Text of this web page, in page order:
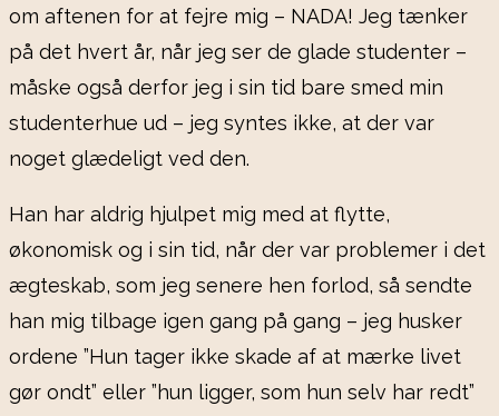
om aftenen for at fejre mig – NADA! Jeg tænker
på det hvert år, når jeg ser de glade studenter –
måske også derfor jeg i sin tid bare smed min
studenterhue ud – jeg syntes ikke, at der var
noget glædeligt ved den.
Han har aldrig hjulpet mig med at flytte,
økonomisk og i sin tid, når der var problemer i det
ægteskab, som jeg senere hen forlod, så sendte
han mig tilbage igen gang på gang – jeg husker
ordene ”Hun tager ikke skade af at mærke livet
gør ondt” eller ”hun ligger, som hun selv har redt”